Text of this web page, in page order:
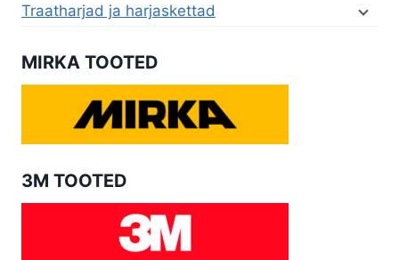
Traatharjad ja harjaskettad
MIRKA TOOTED
3M TOOTED